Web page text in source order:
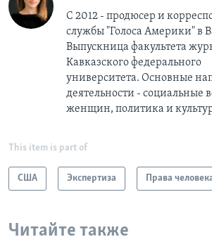
С 2012 - продюсер и
службы "Голоса Америки" в
Выпускница факультета
Кавказского федерального
университета. Основные
деятельности - социальные
женщин, политика и
This item is part of
США Экспертиза Права
Читайте также